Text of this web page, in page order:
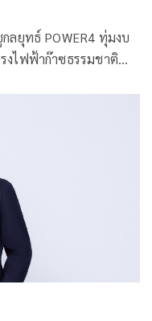
ลยุทธ์ POWER4 ทุ่มงบ
งไฟฟ้าก๊าซธรรมชาติ
นใน ยุคของการ